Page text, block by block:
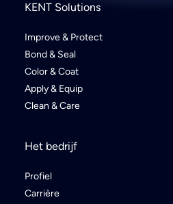
KENT Solutions
Improve & Protect
Bond & Seal
Color & Coat
Apply & Equip
Clean & Care
Het bedrijf
Profiel
Carrière